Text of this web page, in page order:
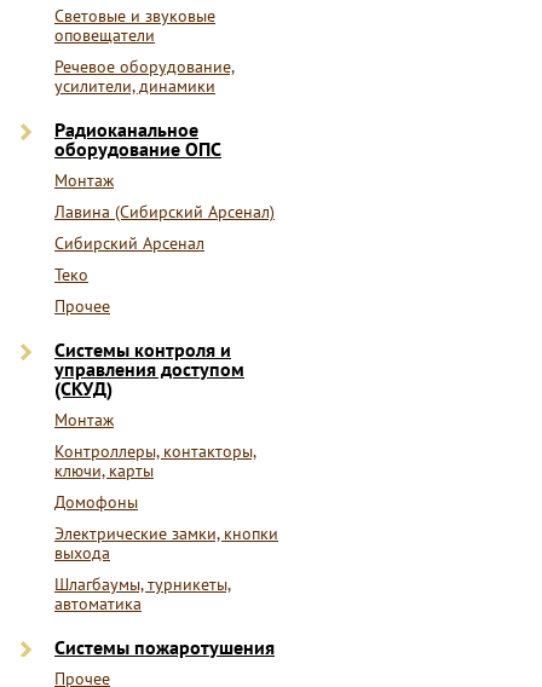
Световые и звуковые
оповещатели
Речевое оборудование,
усилители, динамики
Радиоканальное
оборудование ОПС
Монтаж
Лавина (Сибирский Арсенал)
Сибирский Арсенал
Теко
Прочее
Системы контроля и
управления доступом
(СКУД)
Монтаж
Контроллеры, контакторы,
ключи, карты
Домофоны
Электрические замки, кнопки
выхода
Шлагбаумы, турникеты,
автоматика
Системы пожаротушения
Прочее